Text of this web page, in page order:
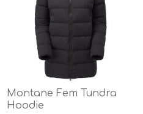
Montane Fem Tundra
Hoodie